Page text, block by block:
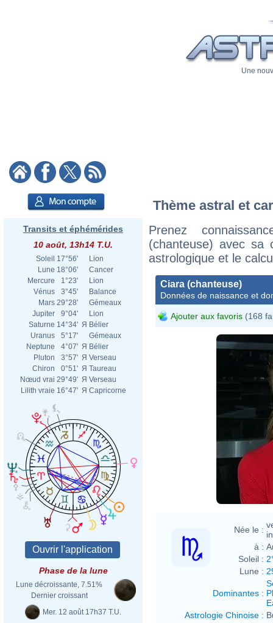
Une
Transits et éphémérides
10 août, 13h14 T.U.
Soleil 17°56'
Lion
Lune 18°06'
Cancer
Mercure
1°23'
Lion
Vénus
3°45'
Balance
Mars 29°28'
Gémeaux
Jupiter
9°04'
Lion
Saturne 14°34' Я Bélier
Uranus
5°17'
Gémeaux
Neptune
4°07' Я Bélier
Pluton
3°57' Я Verseau
Chiron
0°51' Я Taureau
Nœud vrai 29°49' Я Verseau
Lilith vraie 16°47' Я Capricorne
Phase de la lune
Lune décroissante, 7.51%
Dernier croissant
Mer. 12 août 17h37 T.U.
Thème astral et
Prenez
(chanteuse) avec sa
astrologique et le
Ciara (chanteuse)
Données de naissance et
Ajouter aux favoris (168
Née le :
à :
Soleil :
Lune :
Dominantes :
Astrologie Chinoise :